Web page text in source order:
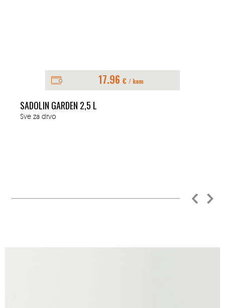
17.96 € / kom
SADOLIN GARDEN 2,5 L
Sve za drvo